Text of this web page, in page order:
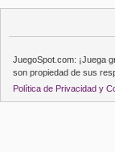
JuegoSpot.com: ¡Juega
son propiedad de sus
Política de Privacidad y